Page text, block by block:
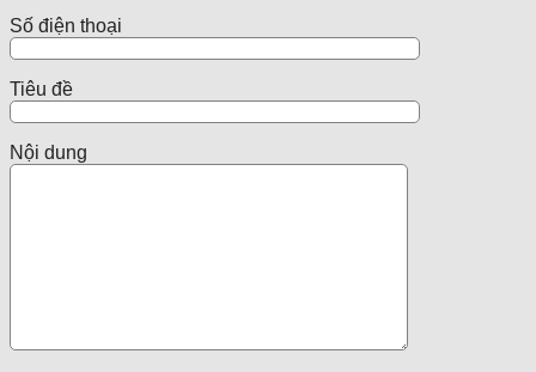
Số điện thoại
Tiêu đề
Nội dung